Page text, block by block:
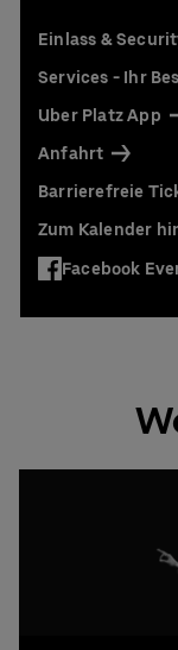
Einlass &
Services - Ihr
Uber Platz App
Anfahrt
Barrierefreie
Zum Kalender
Facebook